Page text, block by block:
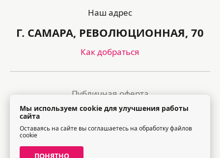
Наш адрес
Г. САМАРА, РЕВОЛЮЦИОННАЯ, 70
Как добраться
Публичная оферта
Политика обработки персональных данных
Правила посещения торгового центра
Мы используем cookie для улучшения работы
сайта
Оставаясь на сайте вы соглашаетесь на обработку файлов
cookie
ПОНЯТНО